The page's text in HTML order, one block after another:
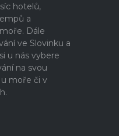
hotelů,
a
Dále
ve Slovinku a
u nás vybere
na svou
moře či v